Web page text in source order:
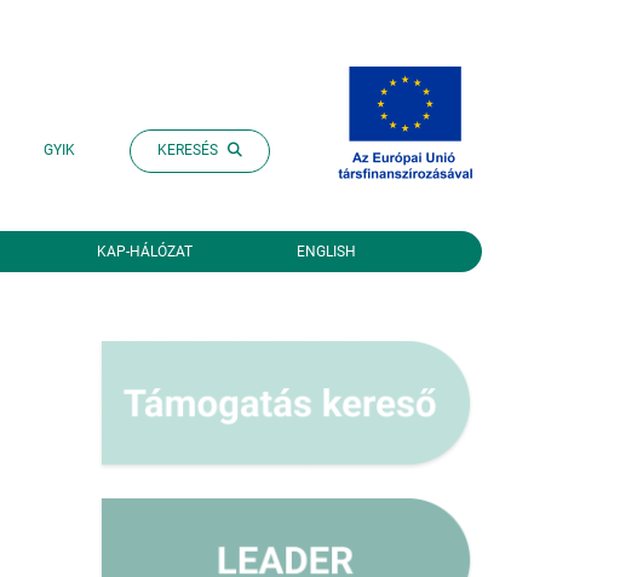
GYIK KERESÉS
KAP-HÁLÓZAT ENGLISH